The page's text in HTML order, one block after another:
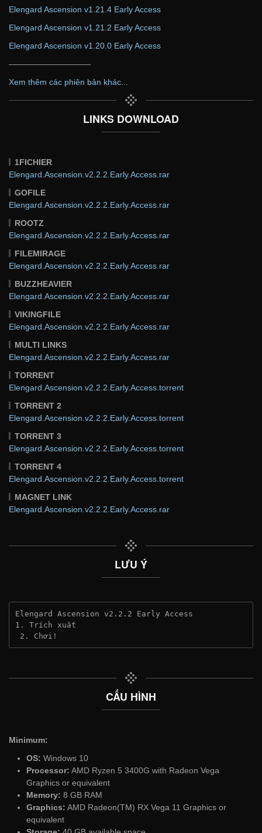
Elengard Ascension v1.21.4 Early Access
Elengard Ascension v1.21.2 Early Access
Elengard Ascension v1.20.0 Early Access
——————————
Xem thêm các phiên bản khác...
LINKS DOWNLOAD
1FICHIER
Elengard.Ascension.v2.2.2.Early.Access.rar
GOFILE
Elengard.Ascension.v2.2.2.Early.Access.rar
ROOTZ
Elengard.Ascension.v2.2.2.Early.Access.rar
FILEMIRAGE
Elengard.Ascension.v2.2.2.Early.Access.rar
BUZZHEAVIER
Elengard.Ascension.v2.2.2.Early.Access.rar
VIKINGFILE
Elengard.Ascension.v2.2.2.Early.Access.rar
MULTI LINKS
Elengard.Ascension.v2.2.2.Early.Access.rar
TORRENT
Elengard.Ascension.v2.2.2.Early.Access.torrent
TORRENT 2
Elengard.Ascension.v2.2.2.Early.Access.torrent
TORRENT 3
Elengard.Ascension.v2.2.2.Early.Access.torrent
TORRENT 4
Elengard.Ascension.v2.2.2.Early.Access.torrent
MAGNET LINK
Elengard.Ascension.v2.2.2.Early.Access.rar
LƯU Ý
Elengard Ascension v2.2.2 Early Access
1. Trích xuất
2. Chơi!
CẤU HÌNH
Minimum:
OS: Windows 10
Processor: AMD Ryzen 5 3400G with Radeon Vega
Graphics or equivalent
Memory: 8 GB RAM
Graphics: AMD Radeon(TM) RX Vega 11 Graphics or
equivalent